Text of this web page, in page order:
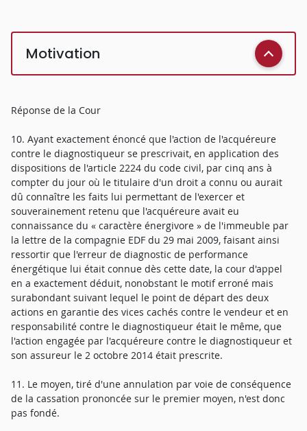
Motivation
Réponse de la Cour
10. Ayant exactement énoncé que l'action de l'acquéreure
contre le diagnostiqueur se prescrivait, en application des
dispositions de l'article 2224 du code civil, par cinq ans à
compter du jour où le titulaire d'un droit a connu ou aurait
dû connaître les faits lui permettant de l'exercer et
souverainement retenu que l'acquéreure avait eu
connaissance du « caractère énergivore » de l'immeuble par
la lettre de la compagnie EDF du 29 mai 2009, faisant ainsi
ressortir que l'erreur de diagnostic de performance
énergétique lui était connue dès cette date, la cour d'appel
en a exactement déduit, nonobstant le motif erroné mais
surabondant suivant lequel le point de départ des deux
actions en garantie des vices cachés contre le vendeur et en
responsabilité contre le diagnostiqueur était le même, que
l'action engagée par l'acquéreure contre le diagnostiqueur et
son assureur le 2 octobre 2014 était prescrite.
11. Le moyen, tiré d'une annulation par voie de conséquence
de la cassation prononcée sur le premier moyen, n'est donc
pas fondé.